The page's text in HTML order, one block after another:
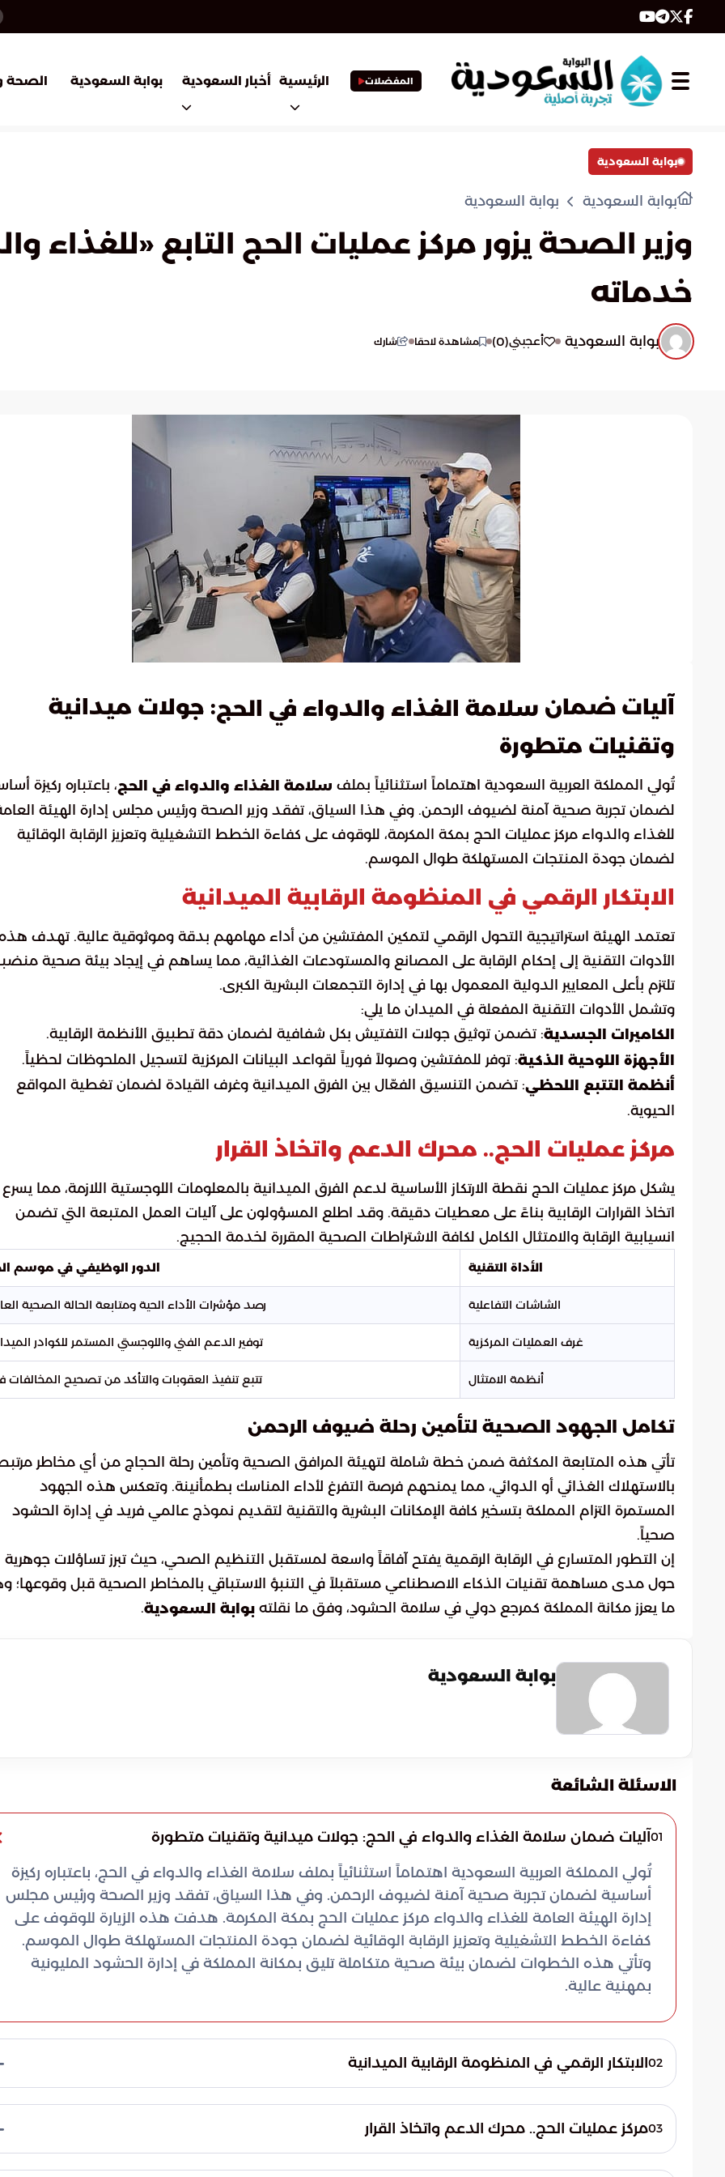
المفضلات الرئيسية أخبار السعودية بوابة السعودية الصحة
بوابة السعودية
بوابة السعودية بوابة السعودية
وزير الصحة يزور مركز عمليات الحج التابع «للغذاء
خدماته
بوابة السعودية أعجبني(
0
) مشاهدة لاحقا شارك
آليات ضمان سلامة الغذاء والدواء في الحج: جولات ميدانية
وتقنيات متطورة
تُولي المملكة العربية السعودية اهتماماً استثنائياً بملف سلامة الغذاء والدواء في الحج، باعتباره ركيزة
لضمان تجربة صحية آمنة لضيوف الرحمن. وفي هذا السياق، تفقد وزير الصحة ورئيس مجلس إدارة الهيئة
للغذاء والدواء مركز عمليات الحج بمكة المكرمة، للوقوف على كفاءة الخطط التشغيلية وتعزيز الرقابة الوقائية
لضمان جودة المنتجات المستهلكة طوال الموسم.
الابتكار الرقمي في المنظومة الرقابية الميدانية
تعتمد الهيئة استراتيجية التحول الرقمي لتمكين المفتشين من أداء مهامهم بدقة وموثوقية عالية. تهدف
الأدوات التقنية إلى إحكام الرقابة على المصانع والمستودعات الغذائية، مما يساهم في إيجاد بيئة صحية
تلتزم بأعلى المعايير الدولية المعمول بها في إدارة التجمعات البشرية الكبرى.
وتشمل الأدوات التقنية المفعلة في الميدان ما يلي:
الكاميرات الجسدية: تضمن توثيق جولات التفتيش بكل شفافية لضمان دقة تطبيق الأنظمة الرقابية.
الأجهزة اللوحية الذكية: توفر للمفتشين وصولاً فورياً لقواعد البيانات المركزية لتسجيل الملحوظات لحظياً.
أنظمة التتبع اللحظي: تضمن التنسيق الفعّال بين الفرق الميدانية وغرف القيادة لضمان تغطية المواقع
الحيوية.
مركز عمليات الحج.. محرك الدعم واتخاذ القرار
يشكل مركز عمليات الحج نقطة الارتكاز الأساسية لدعم الفرق الميدانية بالمعلومات اللوجستية اللازمة، مما
اتخاذ القرارات الرقابية بناءً على معطيات دقيقة. وقد اطلع المسؤولون على آليات العمل المتبعة التي تضمن
انسيابية الرقابة والامتثال الكامل لكافة الاشتراطات الصحية المقررة لخدمة الحجيج.
الأداة التقنية الدور الوظيفي في موسم
الشاشات التفاعلية رصد مؤشرات الأداء الحية ومتابعة الحالة الصحية
غرف العمليات المركزية توفير الدعم الفني واللوجستي المستمر للكوادر
أنظمة الامتثال تتبع تنفيذ العقوبات والتأكد من تصحيح المخالفات
تكامل الجهود الصحية لتأمين رحلة ضيوف الرحمن
تأتي هذه المتابعة المكثفة ضمن خطة شاملة لتهيئة المرافق الصحية وتأمين رحلة الحجاج من أي مخاطر
بالاستهلاك الغذائي أو الدوائي، مما يمنحهم فرصة التفرغ لأداء المناسك بطمأنينة. وتعكس هذه الجهود
المستمرة التزام المملكة بتسخير كافة الإمكانات البشرية والتقنية لتقديم نموذج عالمي فريد في إدارة الحشود
صحياً.
إن التطور المتسارع في الرقابة الرقمية يفتح آفاقاً واسعة لمستقبل التنظيم الصحي، حيث تبرز تساؤلات جوهرية
حول مدى مساهمة تقنيات الذكاء الاصطناعي مستقبلاً في التنبؤ الاستباقي بالمخاطر الصحية قبل وقوعها؛
ما يعزز مكانة المملكة كمرجع دولي في سلامة الحشود، وفق ما نقلته بوابة السعودية.
بوابة السعودية
الاسئلة الشائعة
01آليات ضمان سلامة الغذاء والدواء في الحج: جولات ميدانية وتقنيات متطورة
تُولي المملكة العربية السعودية اهتماماً استثنائياً بملف سلامة الغذاء والدواء في الحج، باعتباره ركيزة
أساسية لضمان تجربة صحية آمنة لضيوف الرحمن. وفي هذا السياق، تفقد وزير الصحة ورئيس مجلس
إدارة الهيئة العامة للغذاء والدواء مركز عمليات الحج بمكة المكرمة. هدفت هذه الزيارة للوقوف على
كفاءة الخطط التشغيلية وتعزيز الرقابة الوقائية لضمان جودة المنتجات المستهلكة طوال الموسم.
وتأتي هذه الخطوات لضمان بيئة صحية متكاملة تليق بمكانة المملكة في إدارة الحشود المليونية
بمهنية عالية.
02الابتكار الرقمي في المنظومة الرقابية الميدانية
تهدف هذه الأدوات التقنية إلى إحكام الرقابة على المصانع والمستودعات الغذائية، مما يساهم في
إيجاد بيئة صحية منضبطة تلتزم بأعلى المعايير الدولية المعمول بها. وتشمل الأدوات التقنية المفعلة
في الميدان ما يلي:
03مركز عمليات الحج.. محرك الدعم واتخاذ القرار